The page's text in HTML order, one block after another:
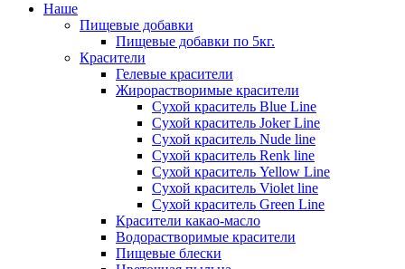
Наше
Пищевые добавки
Пищевые добавки по 5кг.
Красители
Гелевые красители
Жирорастворимые красители
Сухой краситель Blue Line
Сухой краситель Joker Line
Сухой краситель Nude line
Сухой краситель Renk line
Сухой краситель Yellow Line
Сухой краситель Violet line
Сухой краситель Green Line
Красители какао-масло
Водорастворимые красители
Пищевые блески